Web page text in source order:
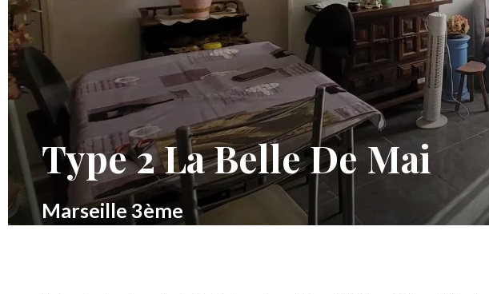
Type 2 La Belle De Mai
Marseille 3ème